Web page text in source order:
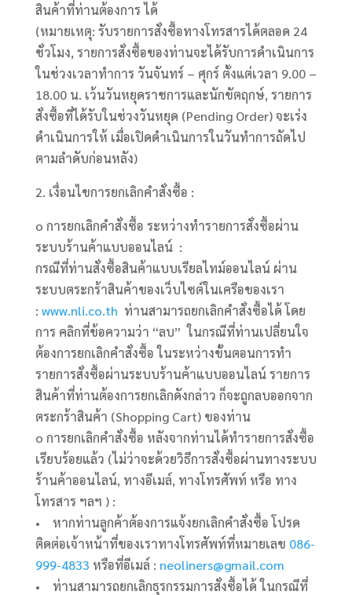
สินค้าที่ท่านต้องการ ได้
(หมายเหตุ: รับรายการสั่งซื้อทางโทรสารได้ตลอด 24
ชั่วโมง, รายการสั่งซื้อของท่านจะได้รับการดำเนินการ
ในช่วงเวลาทำการ วันจันทร์ – ศุกร์ ตั้งแต่เวลา 9.00 –
18.00 น. เว้นวันหยุดราชการและนักขัตฤกษ์, รายการ
สั่งซื้อที่ได้รับในช่วงวันหยุด (Pending Order) จะเร่ง
ดำเนินการให้ เมื่อเปิดดำเนินการในวันทำการถัดไป
ตามลำดับก่อนหลัง)
2. เงื่อนไขการยกเลิกคำสั่งซื้อ :
o การยกเลิกคำสั่งซื้อ ระหว่างทำรายการสั่งซื้อผ่าน
ระบบร้านค้าแบบออนไลน์ :
กรณีที่ท่านสั่งซื้อสินค้าแบบเรียลไทม์ออนไลน์ ผ่าน
ระบบตระกร้าสินค้าของเว็บไซต์ในเครือของเรา
: www.nli.co.th ท่านสามารถยกเลิกคำสั่งซื้อได้ โดย
การ คลิกที่ข้อความว่า “ลบ” ในกรณีที่ท่านเปลี่ยนใจ
ต้องการยกเลิกคำสั่งซื้อ ในระหว่างขั้นตอนการทำ
รายการสั่งซื้อผ่านระบบร้านค้าแบบออนไลน์ รายการ
สินค้าที่ท่านต้องการยกเลิกดังกล่าว ก็จะถูกลบออกจาก
ตระกร้าสินค้า (Shopping Cart) ของท่าน
o การยกเลิกคำสั่งซื้อ หลังจากท่านได้ทำรายการสั่งซื้อ
เรียบร้อยแล้ว (ไม่ว่าจะด้วยวิธีการสั่งซื้อผ่านทางระบบ
ร้านค้าออนไลน์, ทางอีเมล์, ทางโทรศัพท์ หรือ ทาง
โทรสาร ฯลฯ ) :
• หากท่านลูกค้าต้องการแจ้งยกเลิกคำสั่งซื้อ โปรด
ติดต่อเจ้าหน้าที่ของเราทางโทรศัพท์ที่หมายเลข 086-
999-4833 หรือที่อีเมล์ : neoliners@gmail.com
• ท่านสามารถยกเลิกธุรกรรมการสั่งซื้อได้ ในกรณีที่